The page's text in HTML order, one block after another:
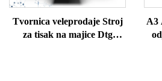
Tvornica veleprodaje Stroj
za tisak na majice Dtg
A3